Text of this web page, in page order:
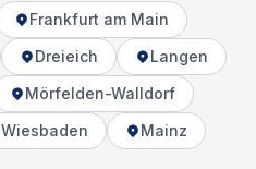
Frankfurt am Main
Dreieich
Langen
Mörfelden-Walldorf
Wiesbaden Mainz